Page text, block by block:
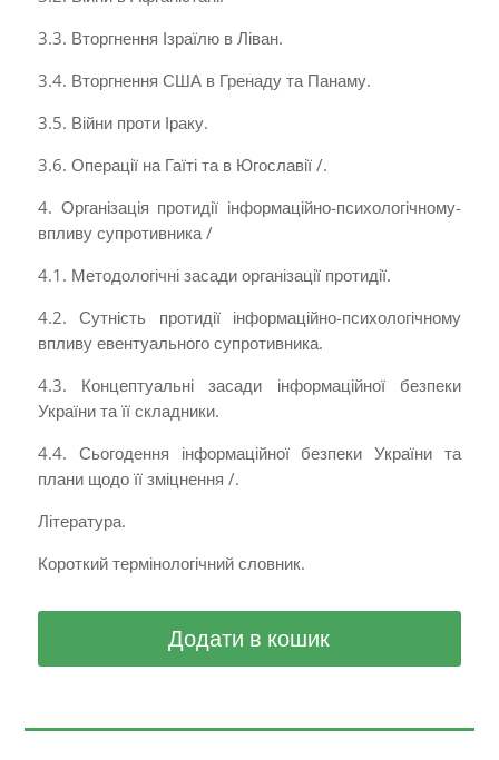
3.3. Вторгнення Ізраїлю в Ліван.
3.4. Вторгнення США в Гренаду та Панаму­.
3.5. Війни проти Іраку.
3.6. Операції на Гаїті та в Югославії /.
4. Організація протидії інформаційно-психологічному­
впливу супротивника /
4.1. Методологічні засади організації протидії.
4.2. Сутність протидії інформаційно-психологічному
впливу­ евентуального супротивника.
4.3. Концептуальні засади інформаційної безпеки
України та її складники.
4.4. Сьогодення інформаційної безпеки України та
плани щодо її зміцнення /.
Література.
Короткий термінологічний словник.
Додати в кошик